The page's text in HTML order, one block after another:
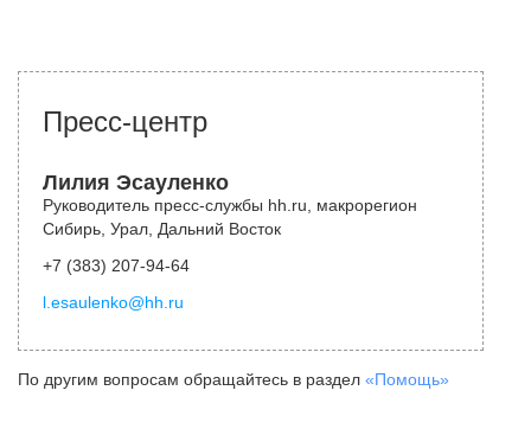
Пресс-центр
Лилия Эсауленко
Руководитель пресс-службы hh.ru, макрорегион
Сибирь, Урал, Дальний Восток
+7 (383) 207-94-64
l.esaulenko@hh.ru
По другим вопросам обращайтесь в раздел «Помощь»